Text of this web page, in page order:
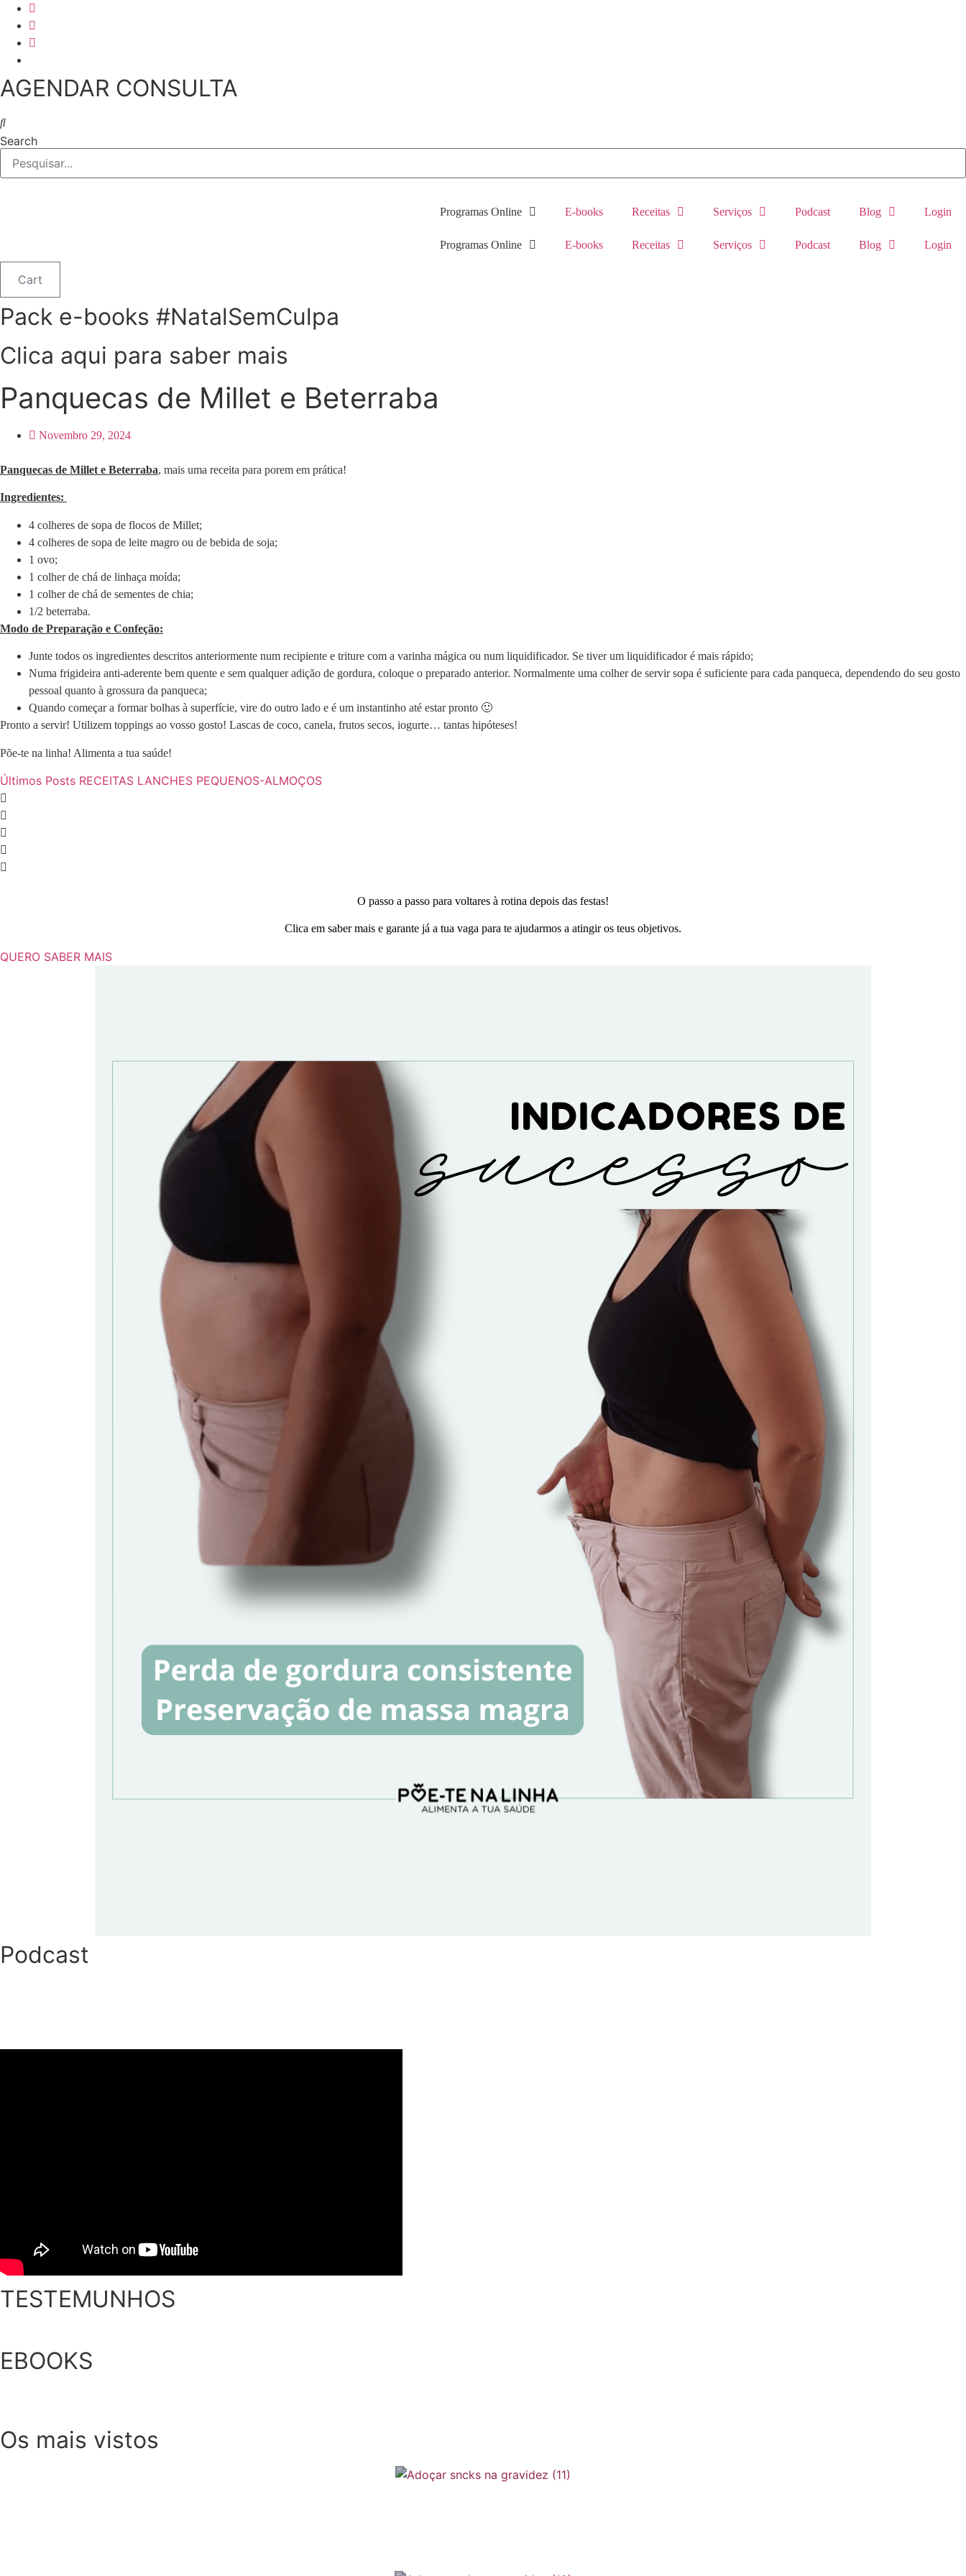
Skip
content
AGENDAR CONSULTA
Search
Programas Online E-books Receitas Serviços Podcast Blog Login
Programas Online E-books Receitas Serviços Podcast Blog Login
Cart
Pack e-books #NatalSemCulpa
Clica aqui para saber mais
Panquecas de Millet e Beterraba
Novembro 29, 2024
Panquecas de Millet e Beterraba, mais uma receita para porem em prática!
Ingredientes:
4 colheres de sopa de flocos de Millet;
4 colheres de sopa de leite magro ou de bebida de soja;
1 ovo;
1 colher de chá de linhaça moída;
1 colher de chá de sementes de chia;
1/2 beterraba.
Modo de Preparação e Confeção:
Junte todos os ingredientes descritos anteriormente num recipiente e triture com a varinha mágica ou num liquidificador. Se tiver um liquidificador é mais rápido;
Numa frigideira anti-aderente bem quente e sem qualquer adição de gordura, coloque o preparado anterior. Normalmente uma colher de servir sopa é suficiente para cada panqueca, dependendo do seu gosto
pessoal quanto à grossura da panqueca;
Quando começar a formar bolhas à superfície, vire do outro lado e é um instantinho até estar pronto 🙂
Pronto a servir! Utilizem toppings ao vosso gosto! Lascas de coco, canela, frutos secos, iogurte… tantas hipóteses!
Põe-te na linha! Alimenta a tua saúde!
Últimos Posts RECEITAS LANCHES PEQUENOS-ALMOÇOS
O passo a passo para voltares à rotina depois das festas!
Clica em saber mais e garante já a tua vaga para te ajudarmos a atingir os teus objetivos.
QUERO SABER MAIS
Podcast
TESTEMUNHOS
EBOOKS
Os mais vistos